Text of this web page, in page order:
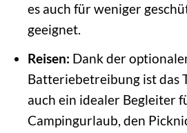
es auch für weniger
geeignet.
Reisen: Dank der
Batteriebetreibung ist das
auch ein idealer Begleiter
Campingurlaub, den